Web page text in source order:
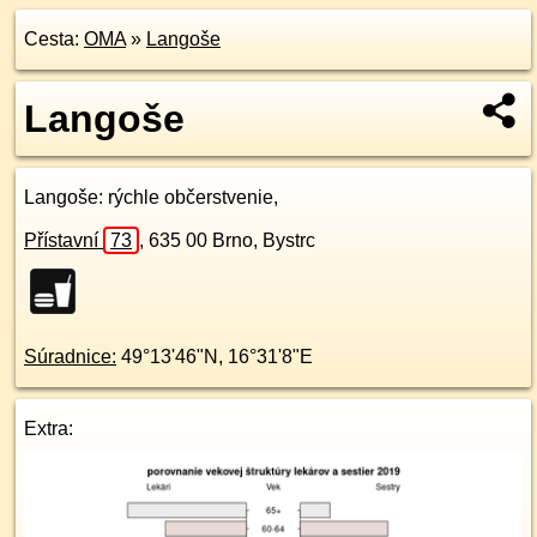
Cesta: OMA» Langoše
Langoše
Langoše: rýchle občerstvenie,
Přístavní 73 , 635 00 Brno, Bystrc
Súradnice: 49°13'46"N , 16°31'8"E
Extra: